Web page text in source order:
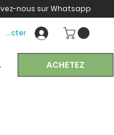
nous sur Whatsapp
ACHETEZ